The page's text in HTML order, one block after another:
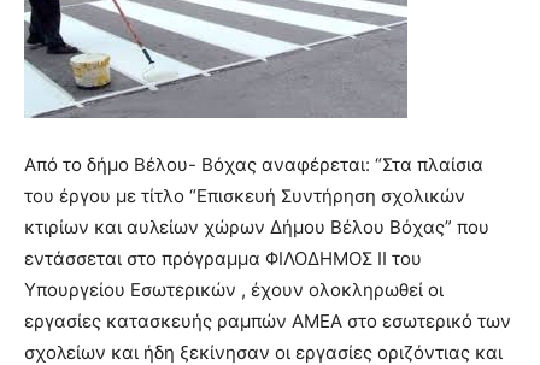
Από το δήμο Βέλου- Βόχας αναφέρεται: “Στα πλαίσια
του έργου με τίτλο “Επισκευή Συντήρηση σχολικών
κτιρίων και αυλείων χώρων Δήμου Βέλου Βόχας” που
εντάσσεται στο πρόγραμμα ΦΙΛΟΔΗΜΟΣ ΙΙ του
Υπουργείου Εσωτερικών , έχουν ολοκληρωθεί οι
εργασίες κατασκευής ραμπών ΑΜΕΑ στο εσωτερικό των
σχολείων και ήδη ξεκίνησαν οι εργασίες οριζόντιας και